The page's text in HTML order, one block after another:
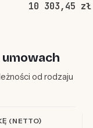
10 303,45 zł
od rodzaju
(NETTO)